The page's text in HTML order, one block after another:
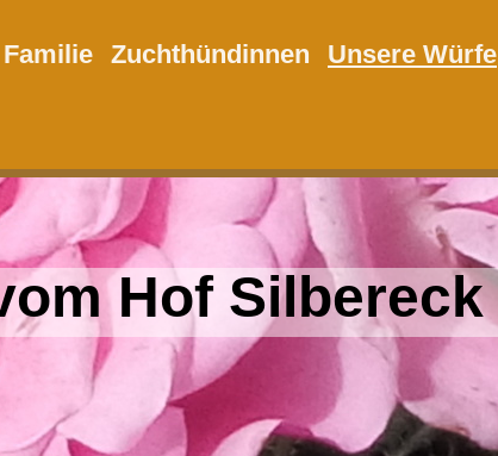
Zuchthündinnen Unsere Würfe
Hof Silbereck